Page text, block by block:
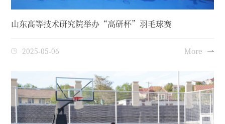
山东高等技术研究院举办“高研杯”羽毛球赛
2025-05-06 More